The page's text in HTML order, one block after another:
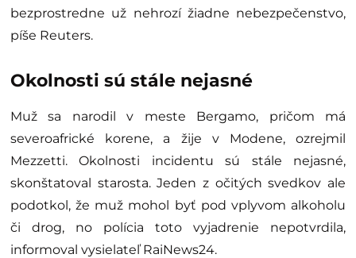
bezprostredne už nehrozí žiadne nebezpečenstvo,
píše Reuters.
Okolnosti sú stále nejasné
Muž sa narodil v meste Bergamo, pričom má
severoafrické korene, a žije v Modene, ozrejmil
Mezzetti. Okolnosti incidentu sú stále nejasné,
skonštatoval starosta. Jeden z očitých svedkov ale
podotkol, že muž mohol byť pod vplyvom alkoholu
či drog, no polícia toto vyjadrenie nepotvrdila,
informoval vysielateľ RaiNews24.